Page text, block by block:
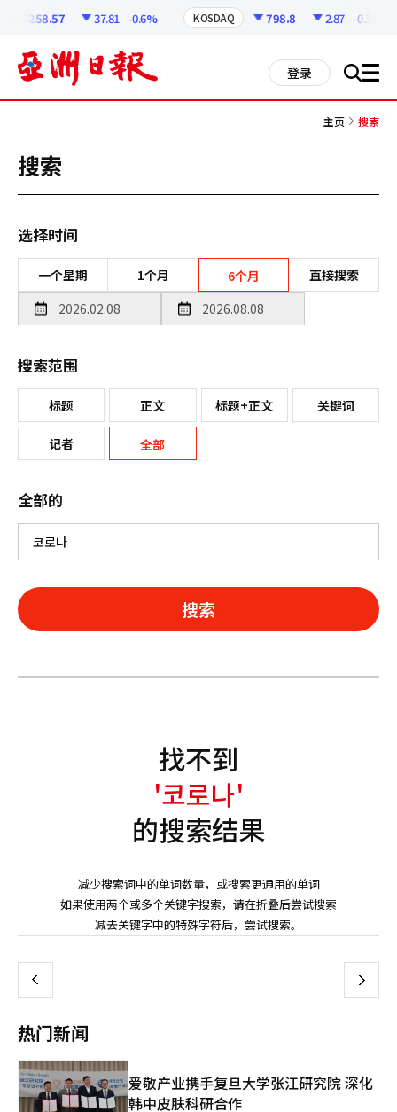
6258.57 37.81 -0.6% KOSDAQ 798.8 2.87 -0.36%
登录 搜 all
主页 搜索
搜索
选择时间
一个星期 1个月 6个月 直接搜索
搜索范围
标题 正文 标题+正文 关键词
记者 全部
全部的
搜索
找不到
'코로나'
的搜索结果
减少搜索词中的单词数量，或搜索更通用的单词
如果使用两个或多个关键字搜索，请在折叠后尝试搜索
减去关键字中的特殊字符后，尝试搜索。
上 下
热门新闻
爱敬产业携手复旦大学张江研究院 深化
韩中皮肤科研合作